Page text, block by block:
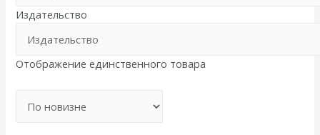
Издательство
Отображение единственного товара